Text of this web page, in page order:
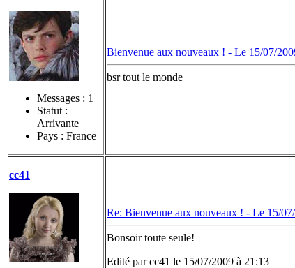
Messages : 1
Statut :
Arrivante
Pays : France
Bienvenue aux nouveaux ! - Le 15/07/
bsr tout le monde
cc41
Re: Bienvenue aux nouveaux ! - Le 15/
Bonsoir toute seule!
Edité par cc41 le 15/07/2009 à 21:13